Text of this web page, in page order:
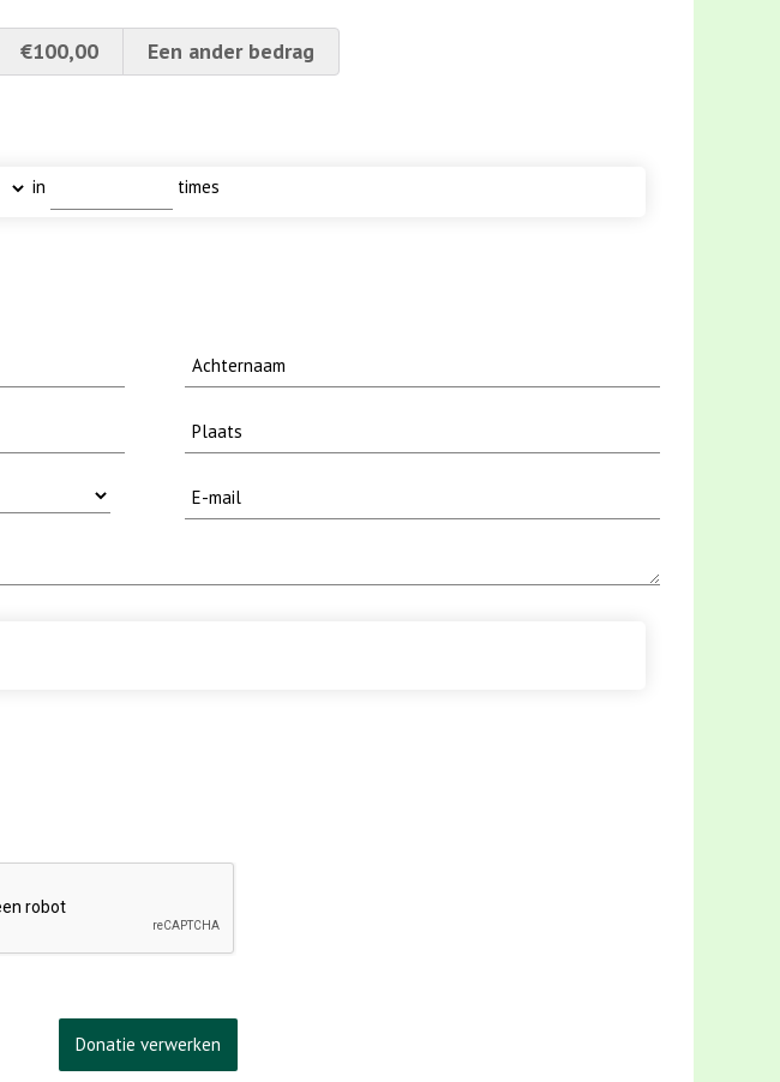
€100,00 Een ander bedrag
in times